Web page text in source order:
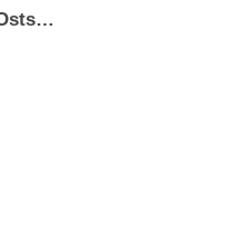
900 Seemeilen durch die Ostsee - Startschuss Midsummersail 2026